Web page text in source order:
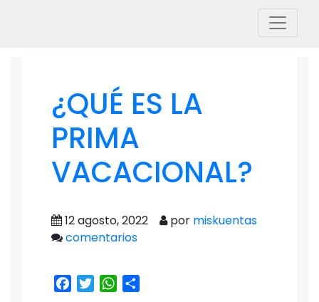
¿QUÉ ES LA
PRIMA
VACACIONAL?
12 agosto, 2022 por miskuentas
comentarios
Facebook
TwitterWhatsApp